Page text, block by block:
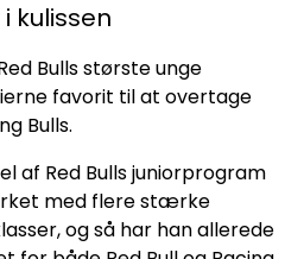
kulissen
Bulls største unge
favorit til at overtage
Bulls.
af Red Bulls juniorprogram
med flere stærke
og så har han allerede